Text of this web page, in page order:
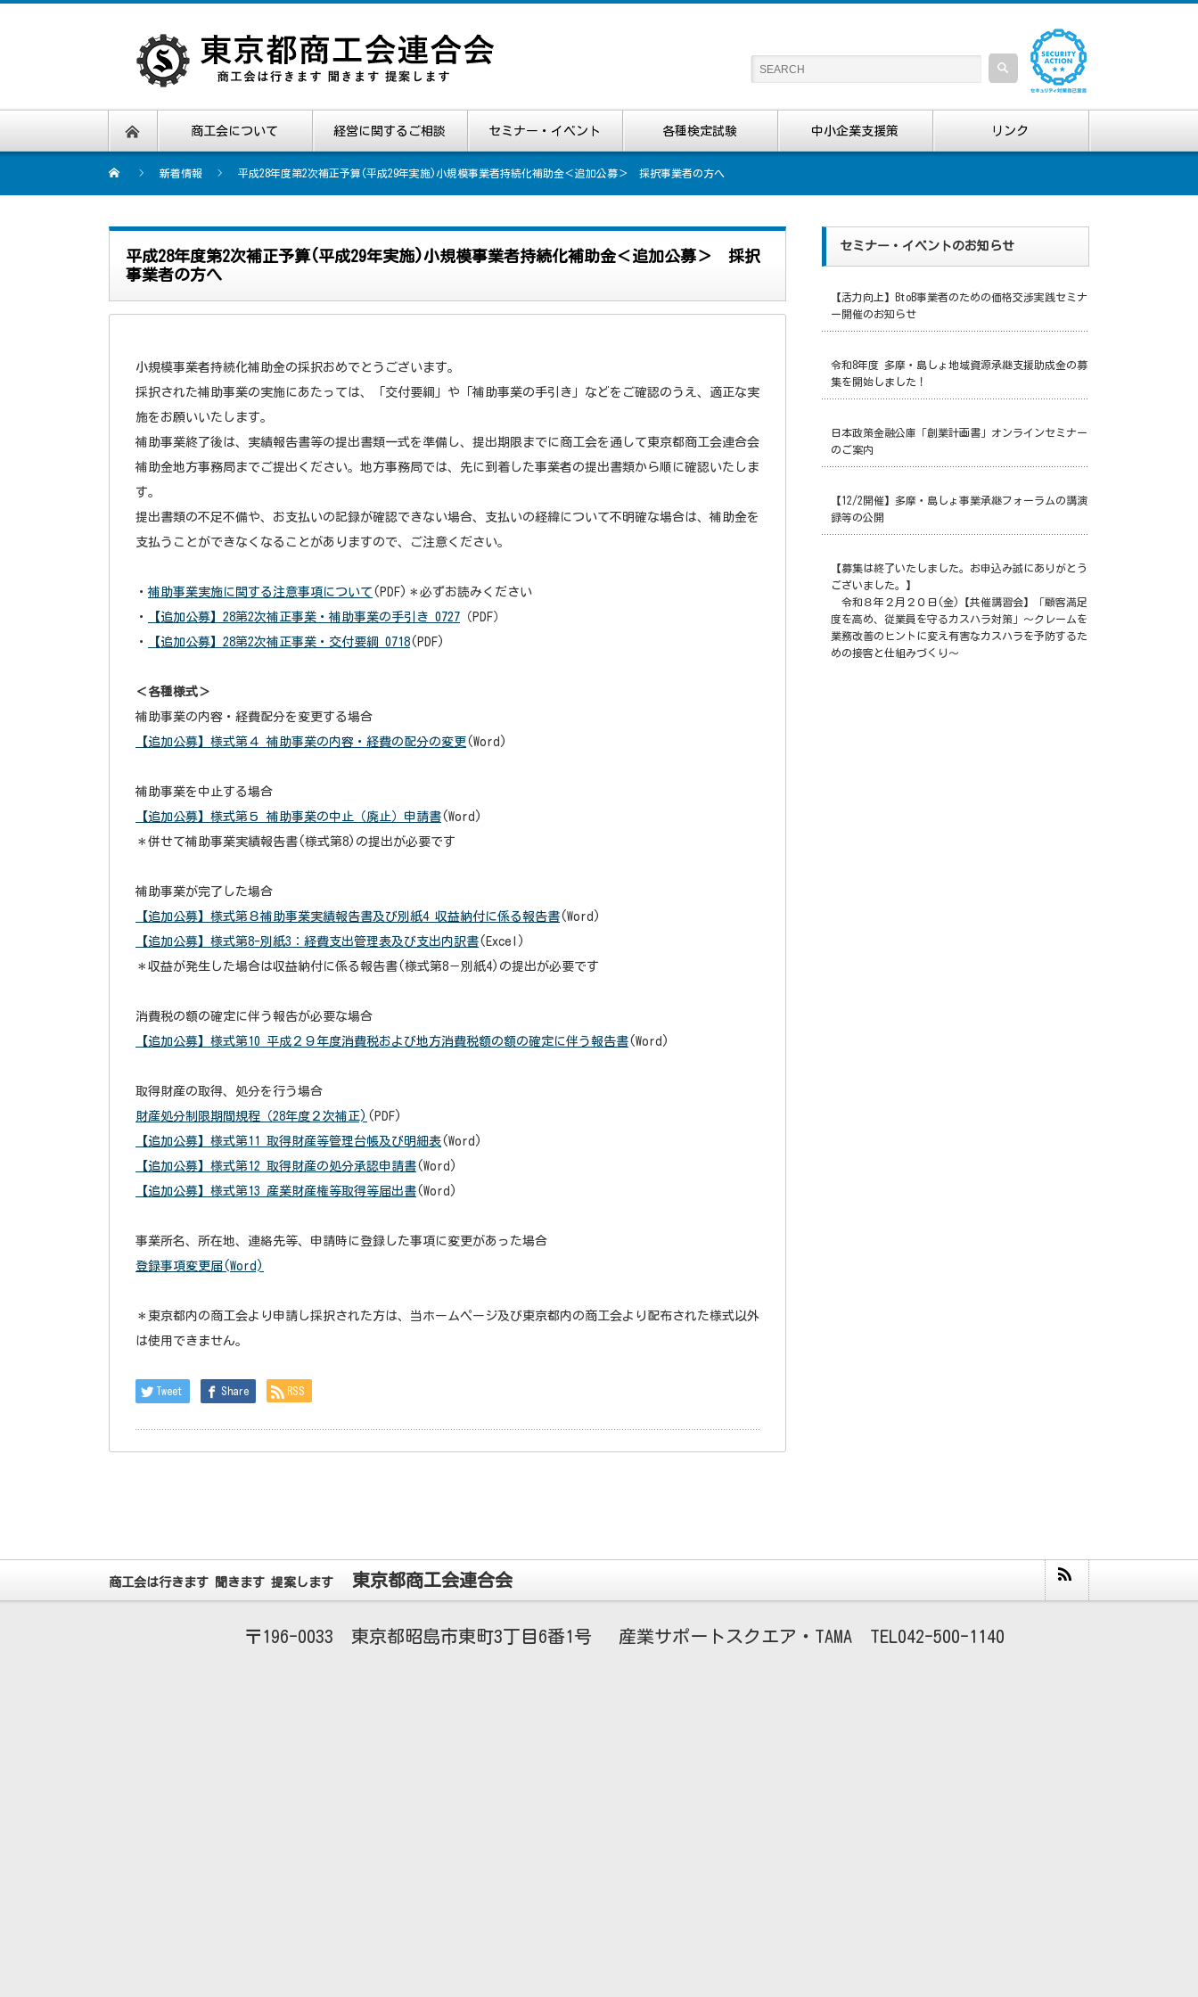
商工会について 経営に関するご相談 セミナー・イベント 各種検定試験 中小企業支援策 リンク
新着情報 平成28年度第2次補正予算(平成29年実施)小規模事業者持続化補助金＜追加公募＞ 採択事業者の方へ
平成28年度第2次補正予算(平成29年実施)小規模事業者持続化補助金＜追加公募＞ 採択
事業者の方へ
小規模事業者持続化補助金の採択おめでとうございます。
採択された補助事業の実施にあたっては、「交付要綱」や「補助事業の手引き」などをご確認のうえ、適正な実
施をお願いいたします。
補助事業終了後は、実績報告書等の提出書類一式を準備し、提出期限までに商工会を通して東京都商工会連合会
補助金地方事務局までご提出ください。地方事務局では、先に到着した事業者の提出書類から順に確認いたしま
す。
提出書類の不足不備や、お支払いの記録が確認できない場合、支払いの経緯について不明確な場合は、補助金を
支払うことができなくなることがありますので、ご注意ください。
・補助事業実施に関する注意事項について (PDF)＊必ずお読みください
・
【追加公募】28第2次補正事業・補助事業の手引き 0727 （PDF）
・
【追加公募】28第2次補正事業・交付要綱 0718(PDF)
＜各種様式＞
補助事業の内容・経費配分を変更する場合
【追加公募】様式第４ 補助事業の内容・経費の配分の変更 (Word)
補助事業を中止する場合
【追加公募】様式第５ 補助事業の中止（廃止）申請書(Word)
＊併せて補助事業実績報告書(様式第8)の提出が必要です
補助事業が完了した場合
【追加公募】様式第８補助事業実績報告書及び別紙4 収益納付に係る報告書(Word)
【追加公募】様式第8-別紙3：経費支出管理表及び支出内訳書(Excel)
＊収益が発生した場合は収益納付に係る報告書(様式第8－別紙4)の提出が必要です
消費税の額の確定に伴う報告が必要な場合
【追加公募】様式第10 平成２９年度消費税および地方消費税額の額の確定に伴う報告書(Word)
取得財産の取得、処分を行う場合
財産処分制限期間規程（28年度２次補正) (PDF)
【追加公募】様式第11 取得財産等管理台帳及び明細表(Word)
【追加公募】様式第12 取得財産の処分承認申請書(Word)
【追加公募】様式第13 産業財産権等取得等届出書(Word)
事業所名、所在地、連絡先等、申請時に登録した事項に変更があった場合
登録事項変更届(Word)
＊東京都内の商工会より申請し採択された方は、当ホームページ及び東京都内の商工会より配布された様式以外
は使用できません。
Tweet Share RSS
セミナー・イベントのお知らせ
【活力向上】BtoB事業者のための価格交渉実践セミナ
ー開催のお知らせ
令和8年度 多摩・島しょ地域資源承継支援助成金の募
集を開始しました！
日本政策金融公庫「創業計画書」オンラインセミナー
のご案内
【12/2開催】多摩・島しょ事業承継フォーラムの講演
録等の公開
【募集は終了いたしました。お申込み誠にありがとう
ございました。】
令和８年２月２０日(金)【共催講習会】「顧客満足
度を高め、従業員を守るカスハラ対策」～クレームを
業務改善のヒントに変え有害なカスハラを予防するた
めの接客と仕組みづくり～
商工会は行きます 聞きます 提案します 東京都商工会連合会
196-0033 東京都昭島市東町3丁目6番1号 産業サポートスクエア・TAMA 042-500-1140